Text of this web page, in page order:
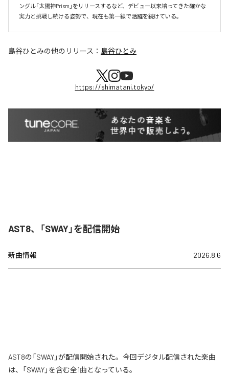
ングル「太陽神Prism」をリリースするなど、デビュー以来培ってきた確かな
実力と挑戦し続ける姿勢で、現在も第一線で活躍を続けている。
島谷ひとみの他のリリース： 島谷ひとみ
https://shimatani.tokyo/
AST8、「SWAY」を配信開始
新曲情報 2026.8.6
AST8の「SWAY」が配信開始された。今回デジタル配信された楽曲
は、「SWAY」を含む全1曲となっている。